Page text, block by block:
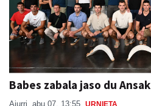
Babes zabala jaso du Ansak
Aiurri abu 07, 13:55